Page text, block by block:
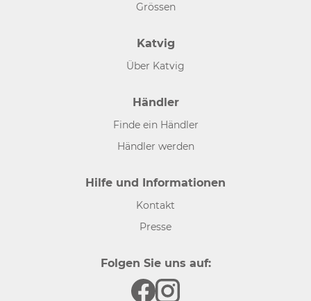
Grössen
Katvig
Über Katvig
Händler
Finde ein Händler
Händler werden
Hilfe und Informationen
Kontakt
Presse
Folgen Sie uns auf: